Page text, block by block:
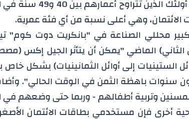
الائتمان، وهي أعلى نسبة من أي فئة عمرية.
محللي الصناعة في "بانكريت دوت كوم"
الثاني) الماضي "يمكن أن يتأثر الجيل إكس
الستينيات إلى أوائل الثمانينيات) بشكل
سنوات باهظة الثمن في الوقت الحالي".
المسنين وتربية أطفالهم - وربما حتى وضعهم